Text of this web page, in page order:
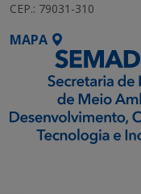
CEP.: 79031-310
MAPA